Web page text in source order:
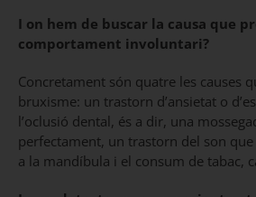
I on hem de buscar la causa que
comportament involuntari?
Concretament són quatre les causes
bruxisme: un trastorn d’ansietat o
l’oclusió dental, és a dir, una
perfectament, un trastorn del son
a la mandíbula i el consum de tabac,